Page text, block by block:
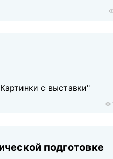
с выставки"
подготовке